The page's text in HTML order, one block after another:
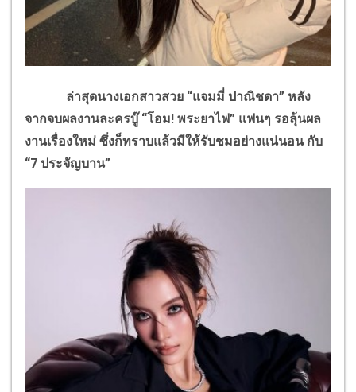
ล่าสุดนางเอกสาวสวย “แจมมี่ ปาณิชดา” หลัง
จากจบผลงานละครบู๊ “โอม! พระยาไฟ” แฟนๆ รอลุ้นผล
งานเรื่องใหม่ ซึ่งก็ทราบแล้วมีให้รับชมอย่างแน่นอน กับ
“7 ประจัญบาน”